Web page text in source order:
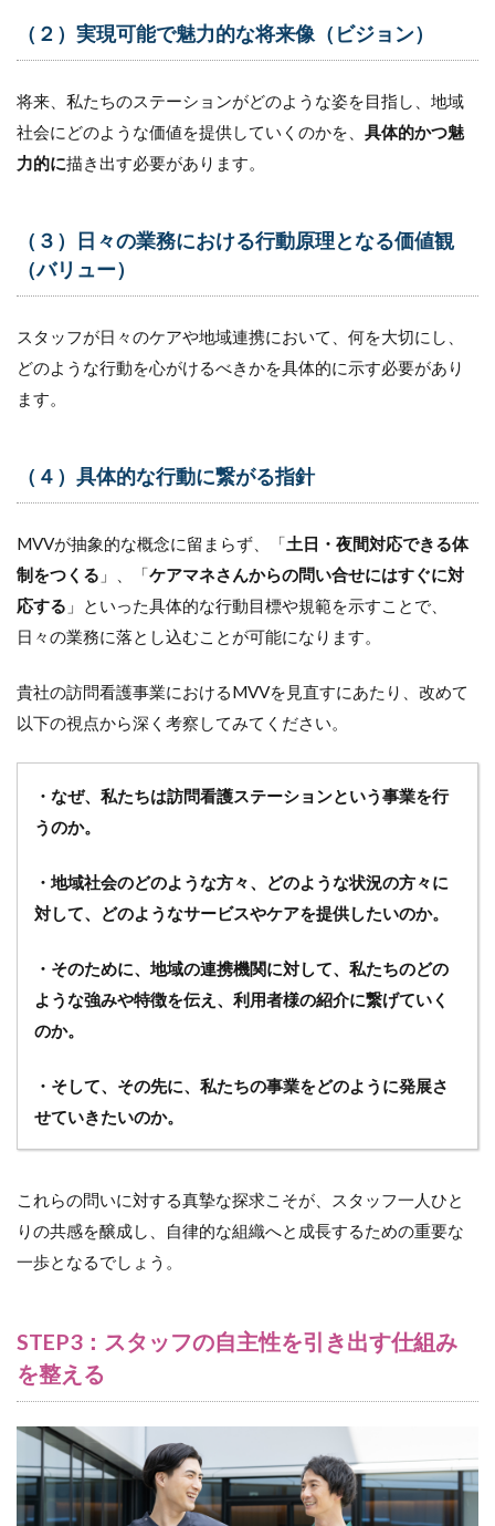
（２）実現可能で魅力的な将来像（ビジョン）
将来、私たちのステーションがどのような姿を目指し、地域
社会にどのような価値を提供していくのかを、 具体的かつ魅
力的に描き出す必要があります。
（３）日々の業務における行動原理となる価値観
（バリュー）
スタッフが日々のケアや地域連携において、何を大切にし、
どのような行動を心がけるべきかを具体的に示す必要があり
ます。
（４）具体的な行動に繋がる指針
MVVが抽象的な概念に留まらず、「土日・夜間対応できる体
制をつくる 」、「ケアマネさんからの問い合せにはすぐに対
応する 」といった具体的な行動目標や規範を示すことで、
日々の業務に落とし込むことが可能になります。
貴社の訪問看護事業におけるMVVを見直すにあたり、改めて
以下の視点から深く考察してみてください。
・なぜ、私たちは訪問看護ステーションという事業を行
うのか。
・地域社会のどのような方々、どのような状況の方々に
対して、どのようなサービスやケアを提供したいのか。
・そのために、地域の連携機関に対して、私たちのどの
ような強みや特徴を伝え、利用者様の紹介に繋げていく
のか。
・そして、その先に、私たちの事業をどのように発展さ
せていきたいのか。
これらの問いに対する真摯な探求こそが、スタッフ一人ひと
りの共感を醸成し、自律的な組織へと成長するための重要な
一歩となるでしょう。
STEP3：スタッフの自主性を引き出す仕組み
を整える